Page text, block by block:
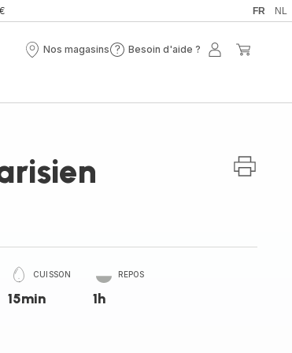
FR NL
Nos magasins
Nos
Besoin d'aide ?
Besoin
Mon
CUISSON
15min
REPOS
1h